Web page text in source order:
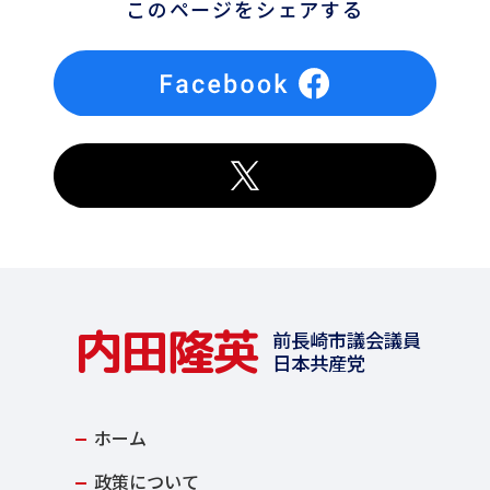
このページをシェアする
内田隆英
前長崎市議会議員
日本共産党
ホーム
政策について